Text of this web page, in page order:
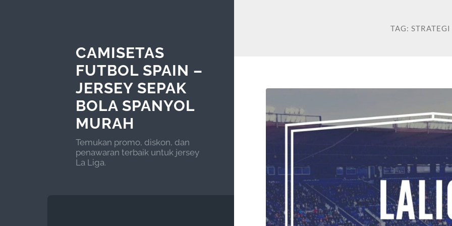
CAMISETAS
FUTBOL SPAIN –
JERSEY SEPAK
BOLA SPANYOL
MURAH
Temukan promo, diskon, dan
penawaran terbaik untuk jersey
La Liga.
TAG: